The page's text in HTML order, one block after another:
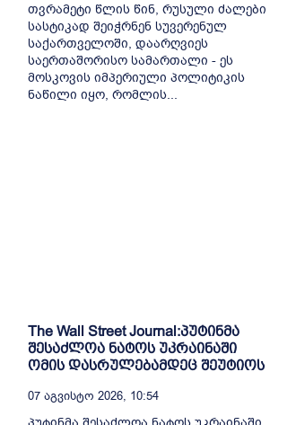
თვრამეტი წლის წინ, რუსული ძალები
სასტიკად შეიჭრნენ სუვერენულ
საქართველოში, დაარღვიეს
საერთაშორისო სამართალი - ეს
მოსკოვის იმპერიული პოლიტიკის
ნაწილი იყო, რომლის...
The Wall Street Journal:პუტინმა
შესაძლოა ნატოს უკრაინაში
ომის დასრულებამდეც შეუტიოს
07 Აგვისტო 2026, 10:54